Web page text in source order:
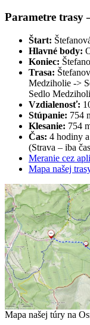
Parametre trasy
Štart:
Hlavné body:
Koniec:
Trasa:
Medziholie ->
Sedlo
Vzdialenosť:
Stúpanie: 754
Klesanie: 754
Čas: 4 hodiny
(Strava – iba
Meranie cez
Mapa našej
Mapa našej túry na